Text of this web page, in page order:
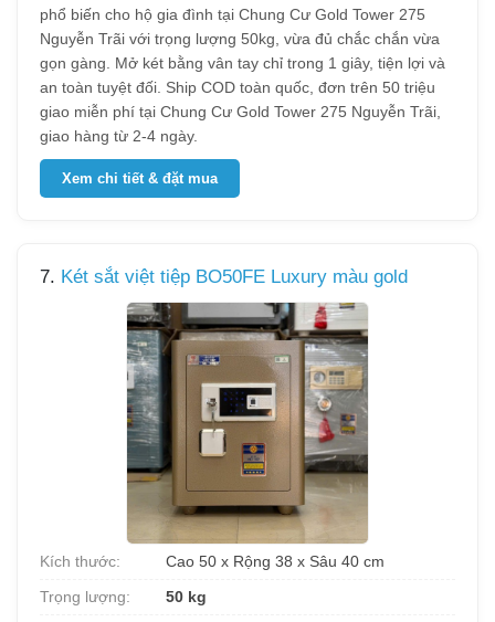
phổ biến cho hộ gia đình tại Chung Cư Gold Tower 275
Nguyễn Trãi với trọng lượng 50kg, vừa đủ chắc chắn vừa
gọn gàng. Mở két bằng vân tay chỉ trong 1 giây, tiện lợi và
an toàn tuyệt đối. Ship COD toàn quốc, đơn trên 50 triệu
giao miễn phí tại Chung Cư Gold Tower 275 Nguyễn Trãi,
giao hàng từ 2-4 ngày.
Xem chi tiết & đặt mua
7. Két sắt việt tiệp BO50FE Luxury màu gold
Kích thước:
Cao 50 x Rộng 38 x Sâu 40 cm
Trọng lượng:
50 kg